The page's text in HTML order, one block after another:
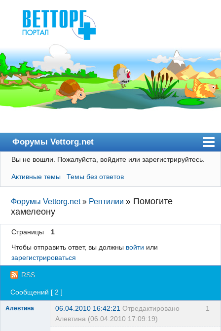
Форумы Vettorg.net
Главная
Пользователи
Правила
Поиск
Регистрация
Вход
Вы не вошли. Пожалуйста, войдите или зарегистрируйтесь.
Активные темы Темы без ответов
Форумы Vettorg.net » Рептилии » Помогите
хамелеону
Страницы
1
Чтобы отправить ответ, вы должны войти или
зарегистрироваться
RSS
Сообщений [ 2 ]
1
Алевтина 06.04.2010 16:42:21 Отредактировано
Алевтина (06.04.2010 17:09:19)
Зарегистрированный